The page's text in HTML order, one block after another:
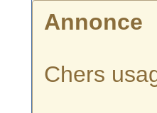
Annonce
Chers